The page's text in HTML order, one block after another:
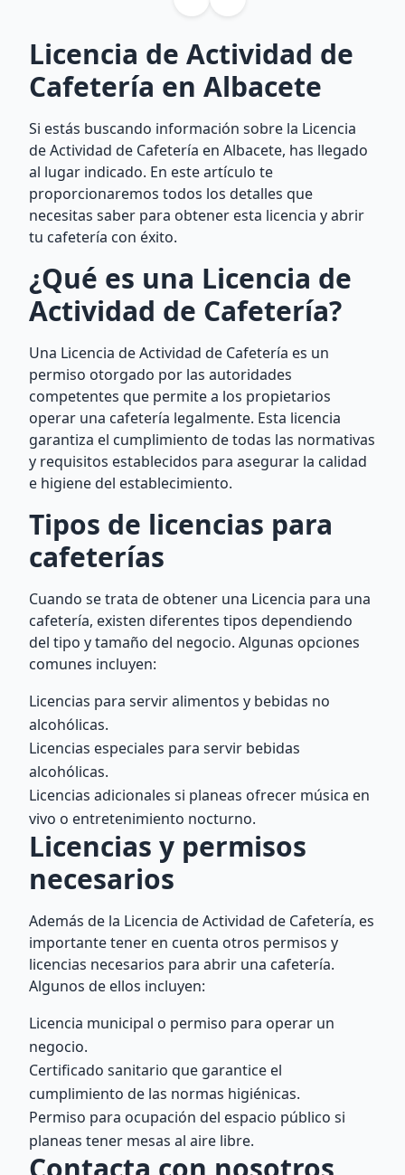
Licencia de Actividad de
Cafetería en Albacete
Si estás buscando información sobre la Licencia
de Actividad de Cafetería en Albacete, has llegado
al lugar indicado. En este artículo te
proporcionaremos todos los detalles que
necesitas saber para obtener esta licencia y abrir
tu cafetería con éxito.
¿Qué es una Licencia de
Actividad de Cafetería?
Una Licencia de Actividad de Cafetería es un
permiso otorgado por las autoridades
competentes que permite a los propietarios
operar una cafetería legalmente. Esta licencia
garantiza el cumplimiento de todas las normativas
y requisitos establecidos para asegurar la calidad
e higiene del establecimiento.
Tipos de licencias para
cafeterías
Cuando se trata de obtener una Licencia para una
cafetería, existen diferentes tipos dependiendo
del tipo y tamaño del negocio. Algunas opciones
comunes incluyen:
Licencias para servir alimentos y bebidas no
alcohólicas.
Licencias especiales para servir bebidas
alcohólicas.
Licencias adicionales si planeas ofrecer música en
vivo o entretenimiento nocturno.
Licencias y permisos
necesarios
Además de la Licencia de Actividad de Cafetería, es
importante tener en cuenta otros permisos y
licencias necesarios para abrir una cafetería.
Algunos de ellos incluyen:
Licencia municipal o permiso para operar un
negocio.
Certificado sanitario que garantice el
cumplimiento de las normas higiénicas.
Permiso para ocupación del espacio público si
planeas tener mesas al aire libre.